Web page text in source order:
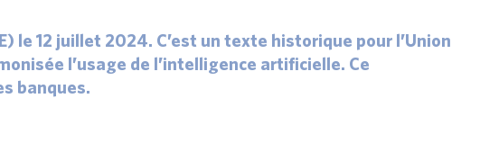
le 12 juillet 2024. C’est un texte historique pour l’Union
l’usage de l’intelligence artificielle. Ce
banques.